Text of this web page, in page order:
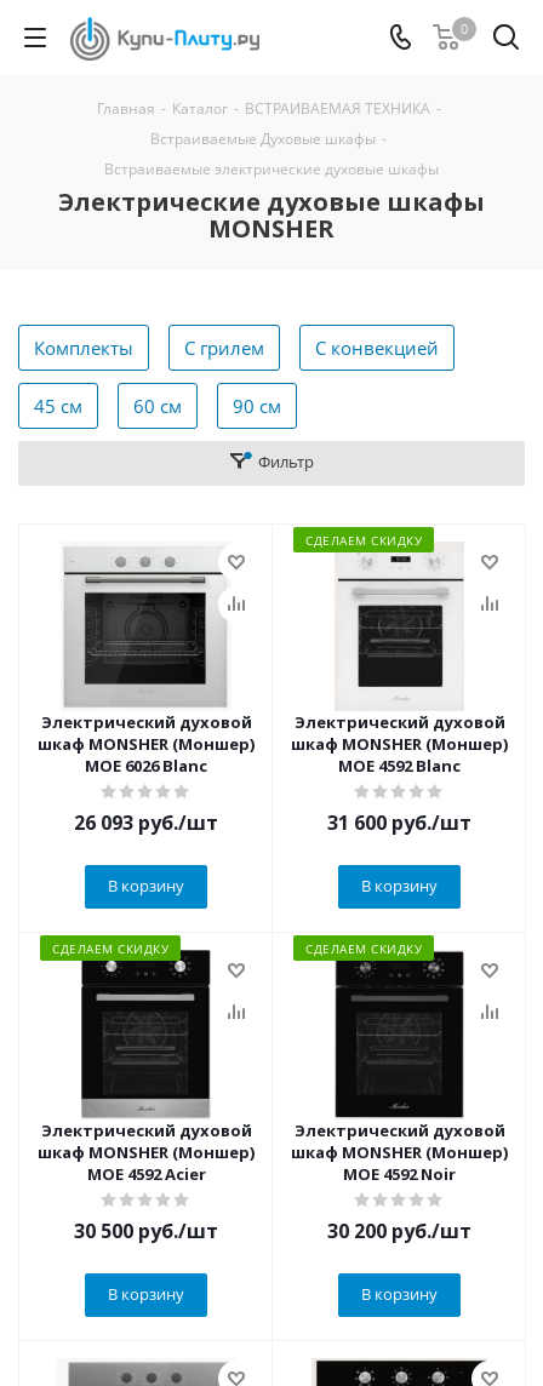
0
Главная - Каталог - ВСТРАИВАЕМАЯ ТЕХНИКА -
Встраиваемые Духовые шкафы -
Встраиваемые электрические духовые шкафы
Электрические духовые шкафы
MONSHER
Комплекты С грилем С конвекцией
45 см 60 см 90 см
Фильтр
Электрический духовой
шкаф MONSHER (Моншер)
MOE 6026 Blanc
26 093 руб./шт
В корзину
СДЕЛАЕМ СКИДКУ
Электрический духовой
шкаф MONSHER (Моншер)
MOE 4592 Blanc
31 600 руб./шт
В корзину
СДЕЛАЕМ СКИДКУ
Электрический духовой
шкаф MONSHER (Моншер)
MOE 4592 Acier
30 500 руб./шт
В корзину
СДЕЛАЕМ СКИДКУ
Электрический духовой
шкаф MONSHER (Моншер)
MOE 4592 Noir
30 200 руб./шт
В корзину